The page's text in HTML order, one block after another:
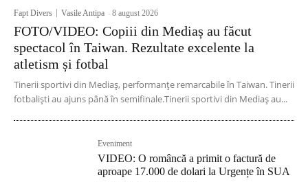
Fapt Divers Vasile Antipa -8 august 2026
FOTO/VIDEO: Copiii din Mediaș au făcut
spectacol în Taiwan. Rezultate excelente la
atletism și fotbal
Tinerii sportivi din Mediaș, performanțe remarcabile în Taiwan. Tinerii
fotbaliști au ajuns până în semifinale.Tinerii sportivi din Mediaș au...
Eveniment
VIDEO: O româncă a primit o factură de
aproape 17.000 de dolari la Urgențe în SUA